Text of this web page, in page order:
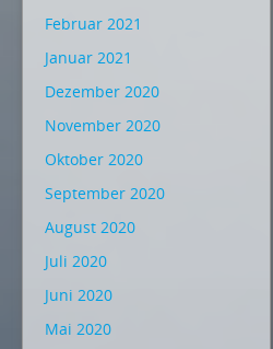
Februar 2021
Januar 2021
Dezember 2020
November 2020
Oktober 2020
September 2020
August 2020
Juli 2020
Juni 2020
Mai 2020